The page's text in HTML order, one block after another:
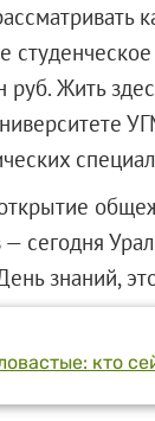
руб. Жить
сегодня
знаний,
кто